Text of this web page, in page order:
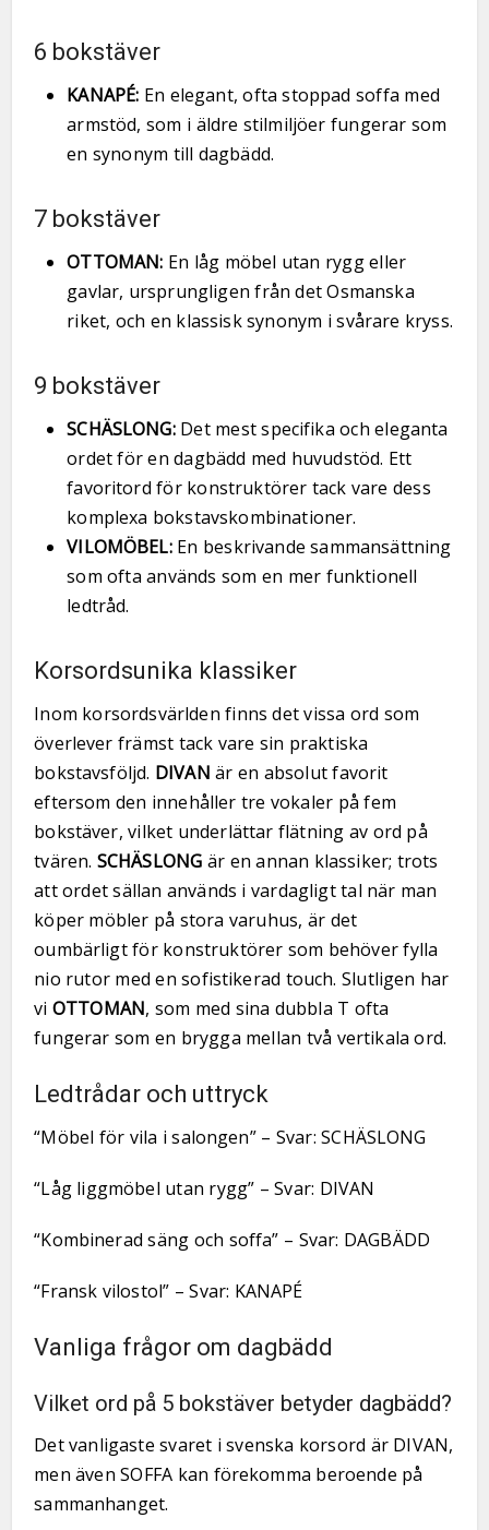
6 bokstäver
KANAPÉ: En elegant, ofta stoppad soffa med
armstöd, som i äldre stilmiljöer fungerar som
en synonym till dagbädd.
7 bokstäver
OTTOMAN: En låg möbel utan rygg eller
gavlar, ursprungligen från det Osmanska
riket, och en klassisk synonym i svårare kryss.
9 bokstäver
SCHÄSLONG:Det mest specifika och eleganta
ordet för en dagbädd med huvudstöd. Ett
favoritord för konstruktörer tack vare dess
komplexa bokstavskombinationer.
VILOMÖBEL:En beskrivande sammansättning
som ofta används som en mer funktionell
ledtråd.
Korsordsunika klassiker
Inom korsordsvärlden finns det vissa ord som
överlever främst tack vare sin praktiska
bokstavsföljd. DIVAN är en absolut favorit
eftersom den innehåller tre vokaler på fem
bokstäver, vilket underlättar flätning av ord på
tvären. SCHÄSLONG är en annan klassiker; trots
att ordet sällan används i vardagligt tal när man
köper möbler på stora varuhus, är det
oumbärligt för konstruktörer som behöver fylla
nio rutor med en sofistikerad touch. Slutligen har
viOTTOMAN, som med sina dubbla T ofta
fungerar som en brygga mellan två vertikala ord.
Ledtrådar och uttryck
“Möbel för vila i salongen” – Svar: SCHÄSLONG
“Låg liggmöbel utan rygg” – Svar: DIVAN
“Kombinerad säng och soffa” – Svar: DAGBÄDD
“Fransk vilostol” – Svar: KANAPÉ
Vanliga frågor om dagbädd
Vilket ord på 5 bokstäver betyder dagbädd?
Det vanligaste svaret i svenska korsord är DIVAN,
men även SOFFA kan förekomma beroende på
sammanhanget.